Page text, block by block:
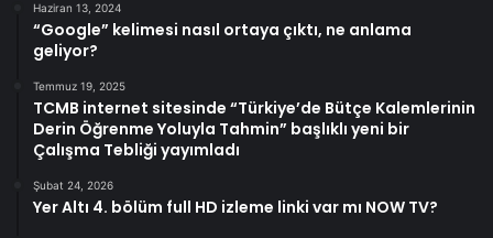
Haziran 13, 2024
“Google” kelimesi nasıl ortaya çıktı, ne anlama
geliyor?
Temmuz 19, 2025
TCMB internet sitesinde “Türkiye’de Bütçe Kalemlerinin
Derin Öğrenme Yoluyla Tahmin” başlıklı yeni bir
Çalışma Tebliği yayımladı
Şubat 24, 2026
Yer Altı 4. bölüm full HD izleme linki var mı NOW TV?